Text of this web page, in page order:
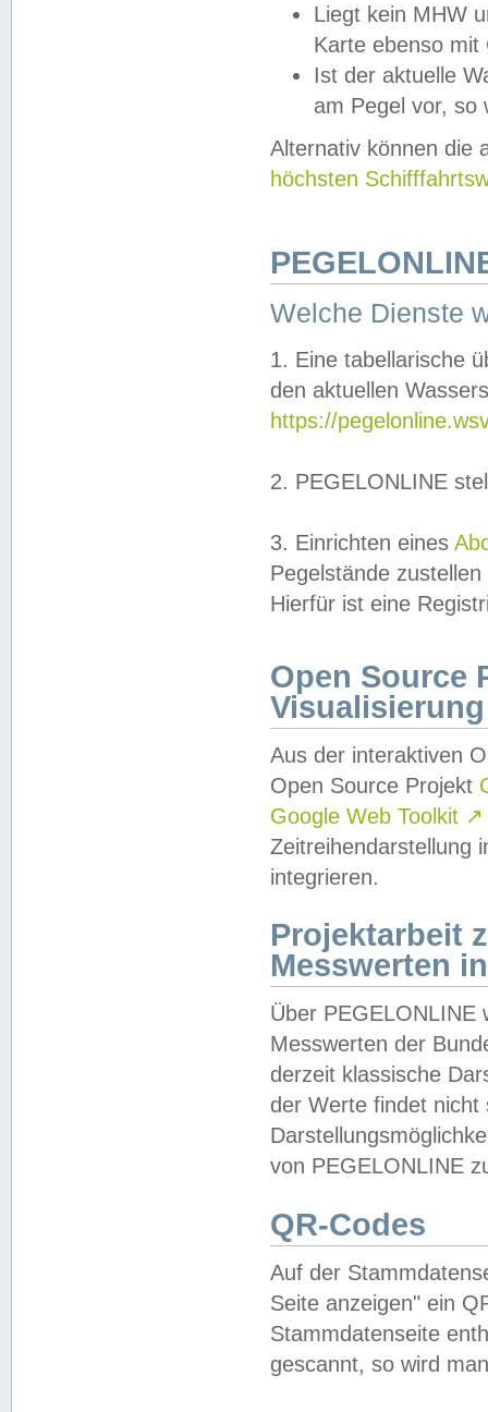
Liegt kein MHW
Karte ebenso mit
Ist der aktuelle
am Pegel vor,
Alternativ können die
höchsten
Welche Dienste
1. Eine tabellarische
den aktuellen
https://
2. PEGELONLINE
3. Einrichten eines
Pegelstände
Hierfür ist eine
Open Source
Visualisierung
Aus der interaktiven
Open Source Projekt
Google Web Toolkit ↗
Zeitreihendarstellung
integrieren.
Projektarbeit
Messwerten
Über PEGELONLINE
Messwerten der
derzeit klassische
der Werte findet
von PEGELONLINE
QR-Codes
Auf der
Seite anzeigen" ein
Stammdatenseite
gescannt, so wird